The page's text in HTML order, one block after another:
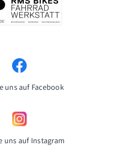
uns auf Facebook
uns auf Instagram